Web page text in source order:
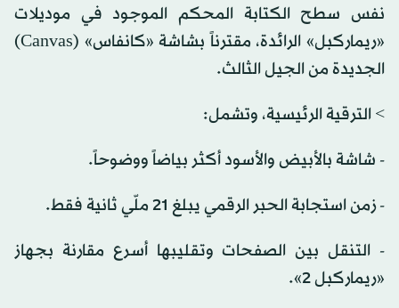
نفس سطح الكتابة المحكم الموجود في موديلات
«ريماركبل» الرائدة، مقترناً بشاشة «كانفاس» (Canvas)
الجديدة من الجيل الثالث.
> الترقية الرئيسية، وتشمل:
- شاشة بالأبيض والأسود أكثر بياضاً ووضوحاً.
- زمن استجابة الحبر الرقمي يبلغ 21 ملّي ثانية فقط.
- التنقل بين الصفحات وتقليبها أسرع مقارنة بجهاز
«ريماركبل 2».